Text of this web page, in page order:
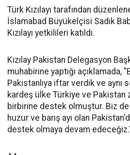
Türk Kızılayı tarafından
İslamabad Büyükelçisi Sadık
Kızılayı yetkilileri katıldı.
Kızılay Pakistan Delegasyon
muhabirine yaptığı açıklamada,
Pakistanlıya iftar verdik ve aynı
kardeş ülke Türkiye ve Pakistan
birbirine destek olmuştur. Biz de
huzur ve barış ayı olan
destek olmaya devam